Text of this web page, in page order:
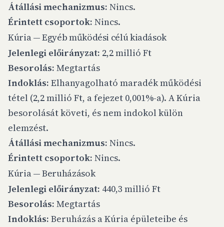
Átállási mechanizmus: Nincs.
Érintett csoportok: Nincs.
Kúria — Egyéb működési célú kiadások
Jelenlegi előirányzat: 2,2 millió Ft
Besorolás: Megtartás
Indoklás: Elhanyagolható maradék működési
tétel (2,2 millió Ft, a fejezet 0,001%-a). A Kúria
besorolását követi, és nem indokol külön
elemzést.
Átállási mechanizmus: Nincs.
Érintett csoportok: Nincs.
Kúria — Beruházások
Jelenlegi előirányzat: 440,3 millió Ft
Besorolás: Megtartás
Indoklás: Beruházás a Kúria épületeibe és